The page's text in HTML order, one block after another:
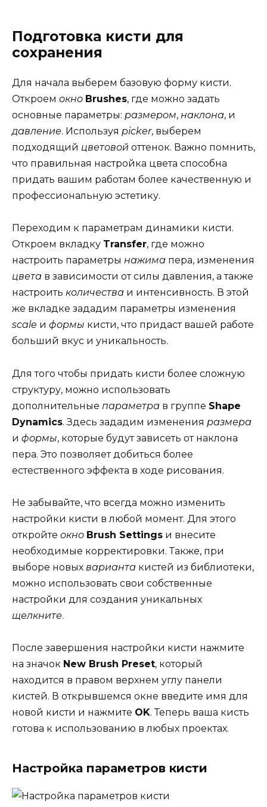
Подготовка кисти для
сохранения
Для начала выберем базовую форму кисти.
Откроем окно Brushes, где можно задать
основные параметры: размером, наклона, и
давление. Используя picker, выберем
подходящий цветовой оттенок. Важно помнить,
что правильная настройка цвета способна
придать вашим работам более качественную и
профессиональную эстетику.
Переходим к параметрам динамики кисти.
Откроем вкладку Transfer, где можно
настроить параметры нажима пера, изменения
цвета в зависимости от силы давления, а также
настроить количества и интенсивность. В этой
же вкладке зададим параметры изменения
scale и формы кисти, что придаст вашей работе
больший вкус и уникальность.
Для того чтобы придать кисти более сложную
структуру, можно использовать
дополнительные параметра в группе Shape
Dynamics. Здесь зададим изменения размера
и формы, которые будут зависеть от наклона
пера. Это позволяет добиться более
естественного эффекта в ходе рисования.
Не забывайте, что всегда можно изменить
настройки кисти в любой момент. Для этого
откройте окно Brush Settings и внесите
необходимые корректировки. Также, при
выборе новых варианта кистей из библиотеки,
можно использовать свои собственные
настройки для создания уникальных
щелкните.
После завершения настройки кисти нажмите
на значок New Brush Preset, который
находится в правом верхнем углу панели
кистей. В открывшемся окне введите имя для
новой кисти и нажмите OK. Теперь ваша кисть
готова к использованию в любых проектах.
Настройка параметров кисти